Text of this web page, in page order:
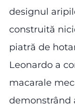
designul
construită
piatră de
Leonardo a
macarale
demonstrând